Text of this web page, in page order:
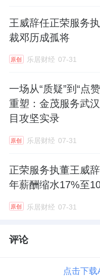
王威辞任正荣服务
裁邓历成孤将
原创 乐居财经 07-31
一场从“质疑”到“点
重塑：金茂服务武
目攻坚实录
原创 乐居财经 07-31
正荣服务执董王威
年薪酬缩水17%至
原创 乐居财经 07-31
评论
点击下